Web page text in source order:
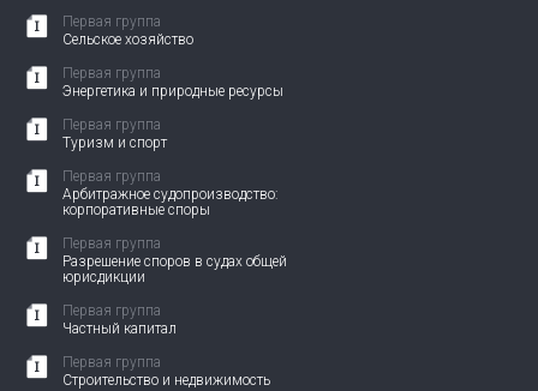
Первая группа
Сельское хозяйство
Первая группа
Энергетика и природные ресурсы
Первая группа
Туризм и спорт
Первая группа
Арбитражное судопроизводство:
корпоративные споры
Первая группа
Разрешение споров в судах общей
юрисдикции
Первая группа
Частный капитал
Первая группа
Строительство и недвижимость